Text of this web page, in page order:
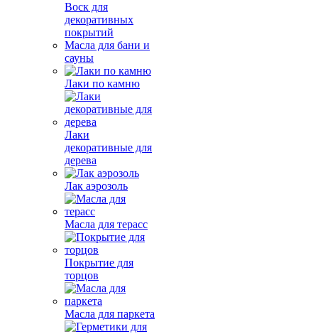
Воск для
декоративных
покрытий
Масла для бани и
сауны
Лаки по камню
Лаки
декоративные для
дерева
Лак аэрозоль
Масла для терасс
Покрытие для
торцов
Масла для паркета